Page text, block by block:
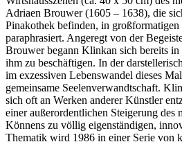
Adriaen Brouwer (1605 – 1638), die
Pinakothek befinden, in
paraphrasiert. Angeregt von der
Brouwer begann Klinkan sich bereits
ihm zu beschäftigen. In der
im exzessiven Lebenswandel dieses
gemeinsame Seelenverwandtschaft.
sich oft an Werken anderer Künstler
einer außerordentlichen Steigerung des
Könnens zu völlig eigenständigen,
Thematik wird 1986 in einer Serie von